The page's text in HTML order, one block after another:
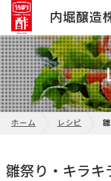
ホーム レシピ
雛祭り・キラキ